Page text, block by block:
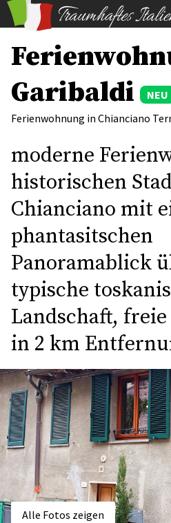
Garibaldi
NEU
Ferienwohnung in Chianciano
moderne
historischen
Chianciano mit
phantasitschen
Panoramablick
typische
Landschaft,
in 2 km
Alle Fotos zeigen